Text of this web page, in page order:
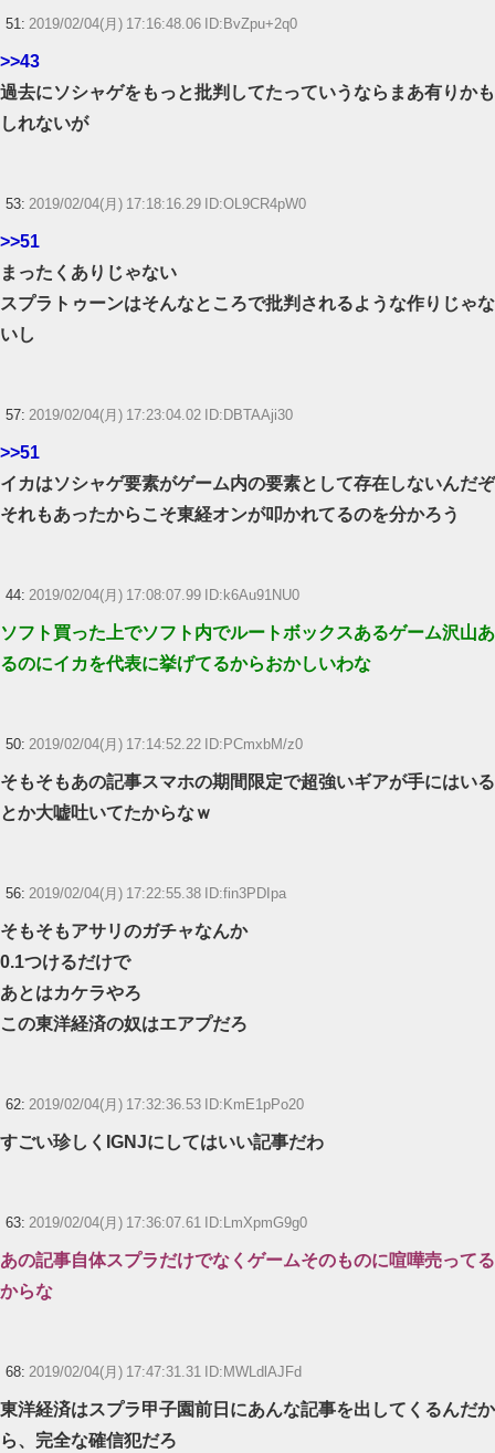
51: 2019/02/04(月) 17:16:48.06 ID:BvZpu+2q0
>>43
過去にソシャゲをもっと批判してたっていうならまあ有りかも
しれないが
53: 2019/02/04(月) 17:18:16.29 ID:OL9CR4pW0
>>51
まったくありじゃない
スプラトゥーンはそんなところで批判されるような作りじゃな
いし
57: 2019/02/04(月) 17:23:04.02 ID:DBTAAji30
>>51
イカはソシャゲ要素がゲーム内の要素として存在しないんだぞ
それもあったからこそ東経オンが叩かれてるのを分かろう
44: 2019/02/04(月) 17:08:07.99 ID:k6Au91NU0
ソフト買った上でソフト内でルートボックスあるゲーム沢山あ
るのにイカを代表に挙げてるからおかしいわな
50: 2019/02/04(月) 17:14:52.22 ID:PCmxbM/z0
そもそもあの記事スマホの期間限定で超強いギアが手にはいる
とか大嘘吐いてたからなｗ
56: 2019/02/04(月) 17:22:55.38 ID:fin3PDIpa
そもそもアサリのガチャなんか
0.1つけるだけで
あとはカケラやろ
この東洋経済の奴はエアプだろ
62: 2019/02/04(月) 17:32:36.53 ID:KmE1pPo20
すごい珍しくIGNJにしてはいい記事だわ
63: 2019/02/04(月) 17:36:07.61 ID:LmXpmG9g0
あの記事自体スプラだけでなくゲームそのものに喧嘩売ってる
からな
68: 2019/02/04(月) 17:47:31.31 ID:MWLdlAJFd
東洋経済はスプラ甲子園前日にあんな記事を出してくるんだか
ら、完全な確信犯だろ